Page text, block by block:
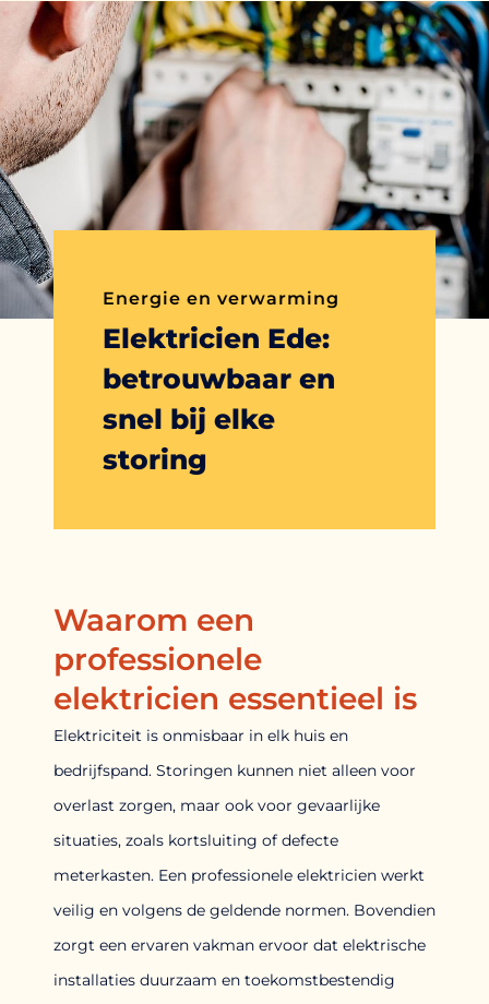
Energie en verwarming
Elektricien Ede:
betrouwbaar en
snel bij elke
storing
Waarom een
professionele
elektricien essentieel is
Elektriciteit is onmisbaar in elk huis en
bedrijfspand. Storingen kunnen niet alleen voor
overlast zorgen, maar ook voor gevaarlijke
situaties, zoals kortsluiting of defecte
meterkasten. Een professionele elektricien werkt
veilig en volgens de geldende normen. Bovendien
zorgt een ervaren vakman ervoor dat elektrische
installaties duurzaam en toekomstbestendig